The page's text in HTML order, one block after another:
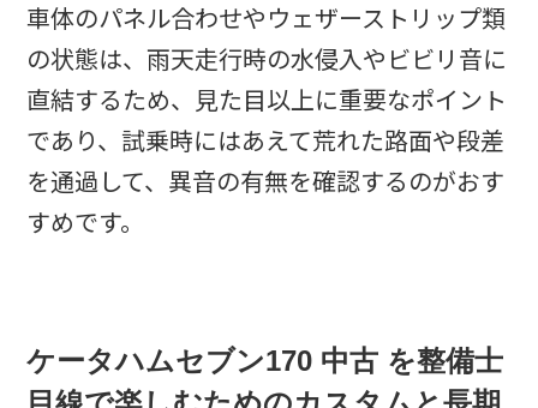
車体のパネル合わせやウェザーストリップ類
の状態は、雨天走行時の水侵入やビビリ音に
直結するため、見た目以上に重要なポイント
であり、試乗時にはあえて荒れた路面や段差
を通過して、異音の有無を確認するのがおす
すめです。
ケータハムセブン170 中古 を整備士